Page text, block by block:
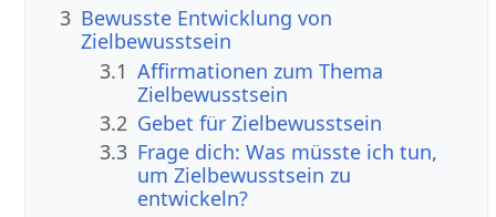
3 Bewusste Entwicklung von
Zielbewusstsein
3.1 Affirmationen zum Thema
Zielbewusstsein
3.2 Gebet für Zielbewusstsein
3.3 Frage dich: Was müsste ich tun,
um Zielbewusstsein zu
entwickeln?